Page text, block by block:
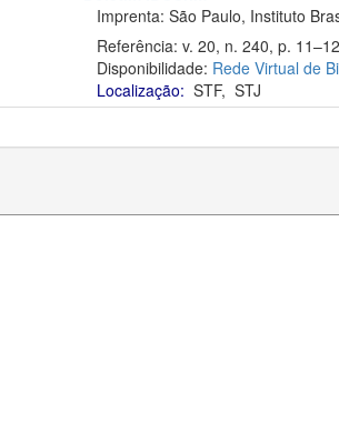
Imprenta: São Paulo, Instituto
Referência: v. 20, n. 240, p.
Disponibilidade: Rede Virtual de
Localização: STF, STJ